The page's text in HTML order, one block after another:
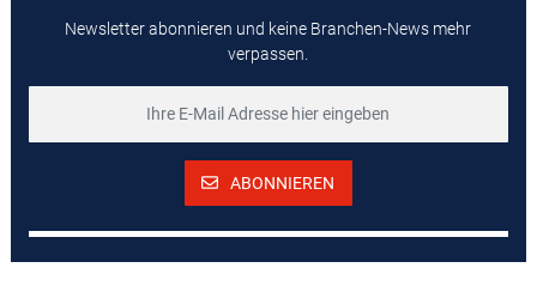
Newsletter abonnieren und keine Branchen-News mehr
verpassen.
ABONNIEREN